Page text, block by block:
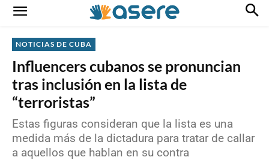
NOTICIAS DE CUBA
Influencers cubanos se pronuncian
tras inclusión en la lista de
“terroristas”
Estas figuras consideran que la lista es una
medida más de la dictadura para tratar de callar
a aquellos que hablan en su contra